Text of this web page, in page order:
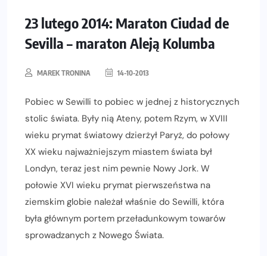
23 lutego 2014: Maraton Ciudad de
Sevilla – maraton Aleją Kolumba
MAREK TRONINA 14-10-2013
Pobiec w Sewilli to pobiec w jednej z historycznych
stolic świata. Były nią Ateny, potem Rzym, w XVIII
wieku prymat światowy dzierżył Paryż, do połowy
XX wieku najważniejszym miastem świata był
Londyn, teraz jest nim pewnie Nowy Jork. W
połowie XVI wieku prymat pierwszeństwa na
ziemskim globie należał właśnie do Sewilli, która
była głównym portem przeładunkowym towarów
sprowadzanych z Nowego Świata.